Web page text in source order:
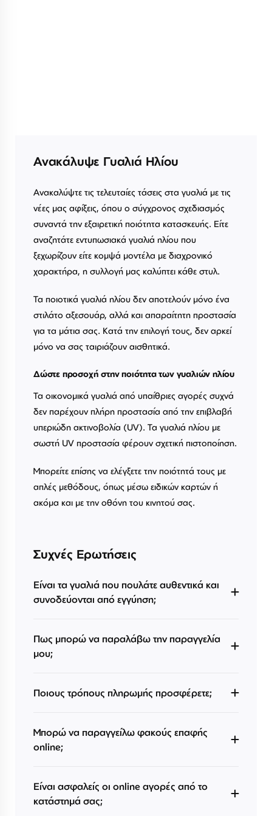
Ανακάλυψε Γυαλιά Ηλίου
Ανακαλύψτε τις τελευταίες τάσεις στα γυαλιά με τις
νέες μας αφίξεις, όπου ο σύγχρονος σχεδιασμός
συναντά την εξαιρετική ποιότητα κατασκευής. Είτε
αναζητάτε εντυπωσιακά γυαλιά ηλίου που
ξεχωρίζουν είτε κομψά μοντέλα με διαχρονικό
χαρακτήρα, η συλλογή μας καλύπτει κάθε στυλ.
Τα ποιοτικά γυαλιά ηλίου δεν αποτελούν μόνο ένα
στιλάτο αξεσουάρ, αλλά και απαραίτητη προστασία
για τα μάτια σας. Κατά την επιλογή τους, δεν αρκεί
μόνο να σας ταιριάζουν αισθητικά.
Δώστε προσοχή στην ποιότητα των γυαλιών ηλίου
Τα οικονομικά γυαλιά από υπαίθριες αγορές συχνά
δεν παρέχουν πλήρη προστασία από την επιβλαβή
υπεριώδη ακτινοβολία (UV). Τα γυαλιά ηλίου με
σωστή UV προστασία φέρουν σχετική πιστοποίηση.
Μπορείτε επίσης να ελέγξετε την ποιότητά τους με
απλές μεθόδους, όπως μέσω ειδικών καρτών ή
ακόμα και με την οθόνη του κινητού σας.
Συχνές Ερωτήσεις
Είναι τα γυαλιά που πουλάτε αυθεντικά και
συνοδεύονται από εγγύηση;
Πως μπορώ να παραλάβω την παραγγελία
μου;
Ποιους τρόπους πληρωμής προσφέρετε;
Μπορώ να παραγγείλω φακούς επαφής
online;
Είναι ασφαλείς οι online αγορές από το
κατάστημά σας;